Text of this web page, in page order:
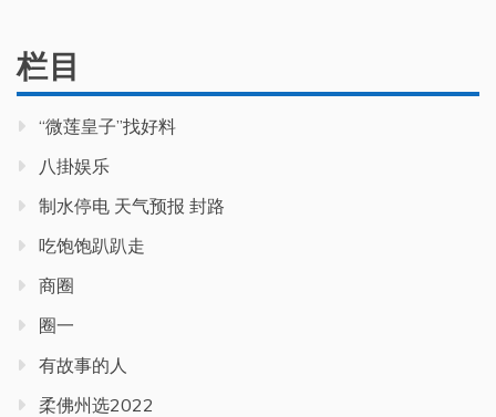
栏目
“微莲皇子”找好料
八掛娱乐
制水停电 天气预报 封路
吃饱饱趴趴走
商圈
圈一
有故事的人
柔佛州选2022